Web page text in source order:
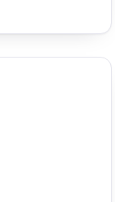
รับ